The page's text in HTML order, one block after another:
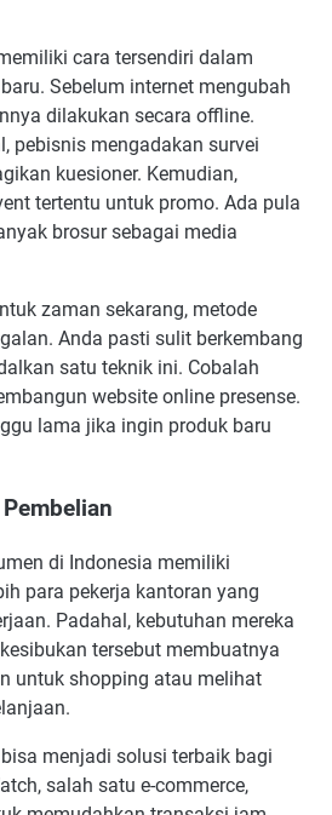
cara tersendiri dalam
Sebelum internet mengubah
dilakukan secara offline.
pebisnis mengadakan survei
kuesioner. Kemudian,
tertentu untuk promo. Ada pula
brosur sebagai media
zaman sekarang, metode
Anda pasti sulit berkembang
satu teknik ini. Cobalah
website online presense.
lama jika ingin produk baru
di Indonesia memiliki
para pekerja kantoran yang
Padahal, kebutuhan mereka
tersebut membuatnya
untuk shopping atau melihat
menjadi solusi terbaik bagi
salah satu e-commerce,